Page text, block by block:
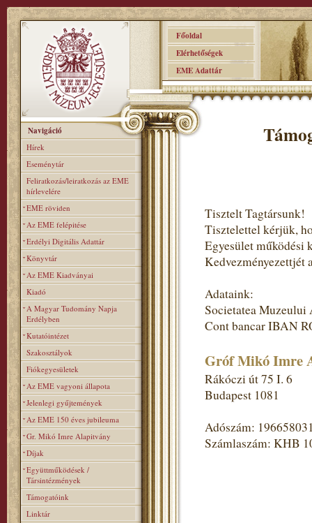
Főoldal
Elérhetőségek
EME Adattár
Navigáció
Hírek
Eseménytár
Feliratkozás/leiratkozás az EME
hírlevelére
EME röviden
Az EME felépitése
Erdélyi Digitális Adattár
Könyvtár
Az EME Kiadványai
Kiadó
A Magyar Tudomány Napja
Erdélyben
Kutatóintézet
Szakosztályok
Fiókegyesületek
Az EME vagyoni állapota
Jelenlegi gyűjtemények
Az EME 150 éves jubileuma
Gr. Mikó Imre Alapitvány
Díjak
Együttműködések /
Társintézmények
Támogatóink
Linktár
Tisztelt Tagtársunk!
Tisztelettel kérjük,
Egyesület működési
Kedvezményezettjét
Adataink:
Societatea
Cont bancar IBAN
Gróf Mikó Imre
Rákóczi út 75 I. 6
Budapest 1081
Adószám:
Számlaszám: KHB